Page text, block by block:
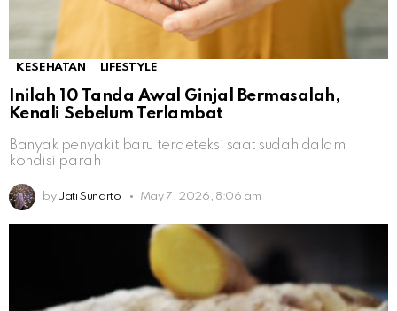
KESEHATAN LIFESTYLE
Inilah 10 Tanda Awal Ginjal Bermasalah,
Kenali Sebelum Terlambat
Banyak penyakit baru terdeteksi saat sudah dalam
kondisi parah
by Jati Sunarto May 7, 2026, 8:06 am